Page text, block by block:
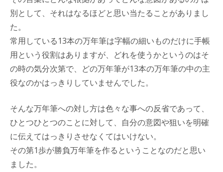
別として、それはなるほどと思い当たることがありまし
た。
常用している13本の万年筆は字幅の細いものだけに手帳
用という役割はありますが、どれを使うかというのはそ
の時の気分次第で、どの万年筆が13本の万年筆の中の主
役なのかはっきりしていませんでした。
そんな万年筆への対し方は色々な事への反省であって、
ひとつひとつのことに対して、自分の意図や狙いを明確
に伝えてはっきりさせなくてはいけない。
その第1歩が勝負万年筆を作るということなのだと思い
ました。